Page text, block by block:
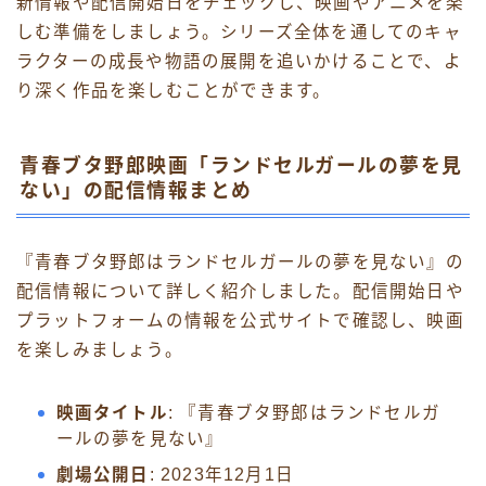
しむ準備をしましょう。シリーズ全体を通してのキャ
ラクターの成長や物語の展開を追いかけることで、よ
り深く作品を楽しむことができます。
青春ブタ野郎映画「ランドセルガールの夢を見
ない」の配信情報まとめ
『青春ブタ野郎はランドセルガールの夢を見ない』の
配信情報について詳しく紹介しました。配信開始日や
プラットフォームの情報を公式サイトで確認し、映画
を楽しみましょう。
映画タイトル: 『青春ブタ野郎はランドセルガ
ールの夢を見ない』
劇場公開日 : 2023年12月1日